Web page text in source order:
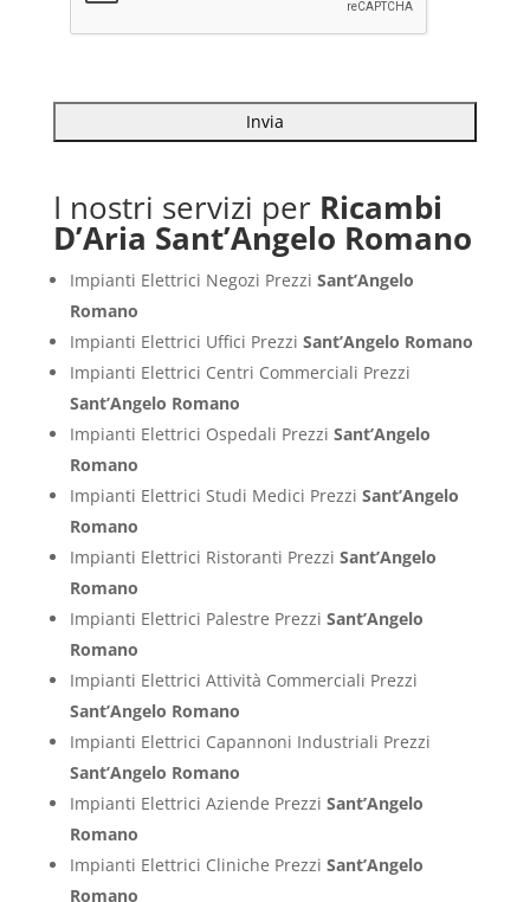
I nostri servizi per Ricambi
D’Aria Sant’Angelo Romano
Impianti Elettrici Negozi Prezzi Sant’Angelo
Romano
Impianti Elettrici Uffici Prezzi Sant’Angelo Romano
Impianti Elettrici Centri Commerciali Prezzi
Sant’Angelo Romano
Impianti Elettrici Ospedali Prezzi Sant’Angelo
Romano
Impianti Elettrici Studi Medici Prezzi Sant’Angelo
Romano
Impianti Elettrici Ristoranti Prezzi Sant’Angelo
Romano
Impianti Elettrici Palestre Prezzi Sant’Angelo
Romano
Impianti Elettrici Attività Commerciali Prezzi
Sant’Angelo Romano
Impianti Elettrici Capannoni Industriali Prezzi
Sant’Angelo Romano
Impianti Elettrici Aziende Prezzi Sant’Angelo
Romano
Impianti Elettrici Cliniche Prezzi Sant’Angelo
Romano